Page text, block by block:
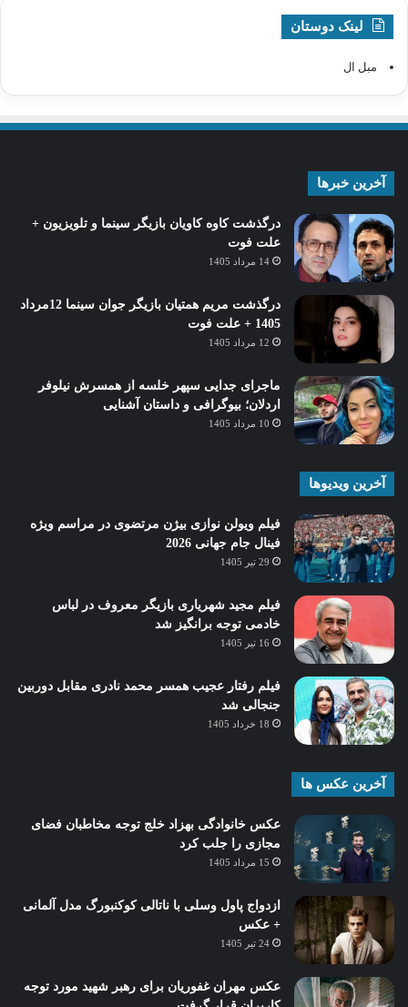
لینک دوستان
مبل ال
آخرین خبرها
درگذشت کاوه کاویان بازیگر سینما و تلویزیون +
علت فوت
14 مرداد 1405
درگذشت مریم همتیان بازیگر جوان سینما 12مرداد
1405 + علت فوت
12 مرداد 1405
ماجرای جدایی سپهر خلسه از همسرش نیلوفر
اردلان؛ بیوگرافی و داستان آشنایی
10 مرداد 1405
آخرین ویدیوها
فیلم ویولن نوازی بیژن مرتضوی در مراسم ویژه
فینال جام جهانی 2026
29 تیر 1405
فیلم مجید شهریاری بازیگر معروف در لباس
خادمی توجه برانگیز شد
16 تیر 1405
فیلم رفتار عجیب همسر محمد نادری مقابل دوربین
جنجالی شد
18 خرداد 1405
آخرین عکس ها
عکس خانوادگی بهزاد خلج توجه مخاطبان فضای
مجازی را جلب کرد
15 مرداد 1405
ازدواج پاول وسلی با ناتالی کوکنبورگ مدل آلمانی
+ عکس
24 تیر 1405
عکس مهران غفوریان برای رهبر شهید مورد توجه